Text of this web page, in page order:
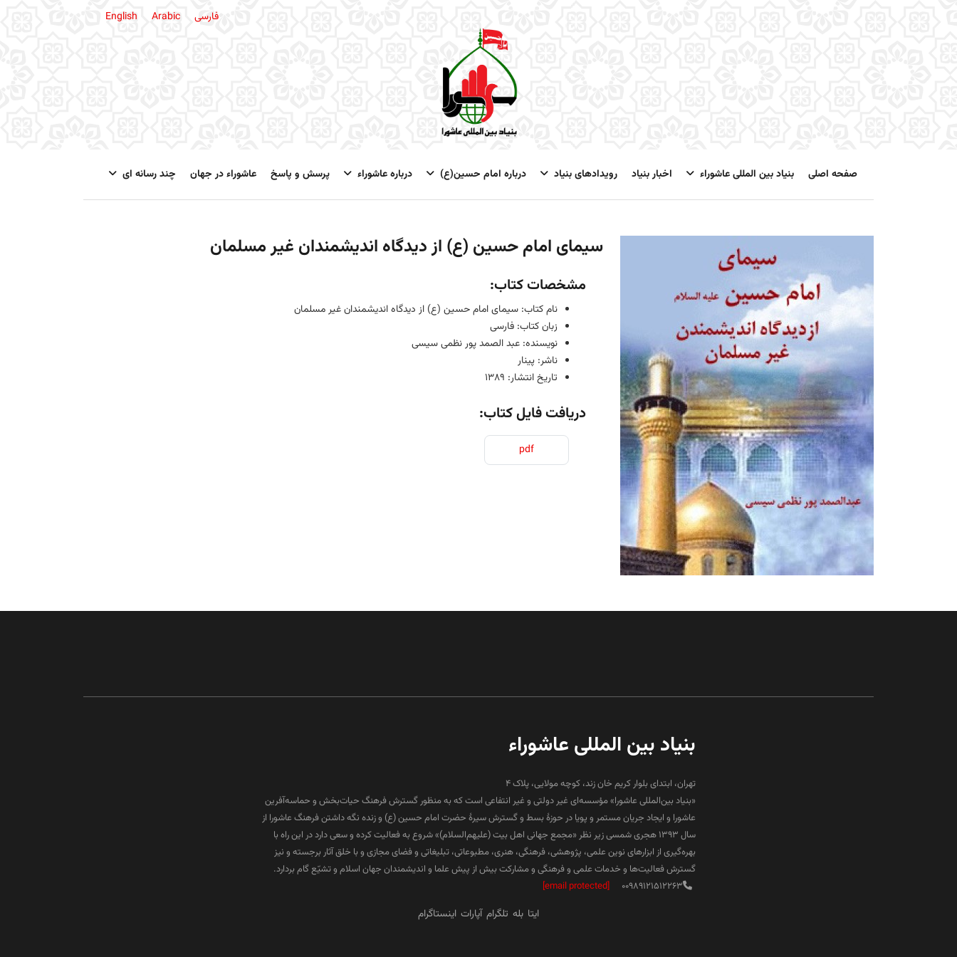
فارسی English Arabic
صفحه اصلی بنیاد بین المللی عاشوراء اخبار بنیاد رویدادهای بنیاد درباره امام حسین(ع) درباره عاشوراء پرسش و پاسخ عاشوراء در جهان چند رسانه ای
سیمای امام حسین (ع) از دیدگاه اندیشمندان غیر مسلمان
مشخصات کتاب:
نام کتاب: سیمای امام حسین (ع) از دیدگاه اندیشمندان غیر مسلمان
زبان کتاب: فارسی
نویسنده: عبد الصمد پور نظمی سیسی
ناشر: پینار
تاریخ انتشار: 1389
دریافت فایل کتاب:
pdf
بنیاد بین المللی عاشوراء
تهران، ابتدای بلوار کریم خان زند، کوچه مولایی، پلاک 4
«بنیاد بین‌المللی عاشورا» مؤسسه‌ای غیر دولتی و غیر انتفاعی است که به منظور گسترش فرهنگ حیات‌بخش و حماسه‌آفرین
عاشورا و ایجاد جریان مستمر و پویا در حوزۀ بسط و گسترش سیرۀ حضرت امام حسین (ع) و زنده نگه داشتن فرهنگ عاشورا از
سال ۱۳۹۳ هجری شمسی زیر نظر «مجمع جهانی اهل بیت (علیهم‌السلام)» شروع به فعالیت کرده و سعی دارد در این راه با
بهره‌گیری از ابزارهای نوین علمی، پژوهشی، فرهنگی، هنری، مطبوعاتی، تبلیغاتی و فضای مجازی و با خلق آثار برجسته و نیز
گسترش فعالیت‌ها و خدمات علمی و فرهنگی و مشارکت بیش از پیش علما و اندیشمندان جهان اسلام و تشیّع گام بردارد.
00989121512263
[email protected]
ایتا بله تلگرام آپارات اینستاگرام